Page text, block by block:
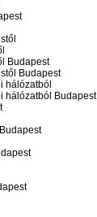
Budapest
Budapest
hálózatból
hálózatból Budapest